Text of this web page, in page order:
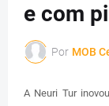
e com
Por MOB
A Neuri Tur